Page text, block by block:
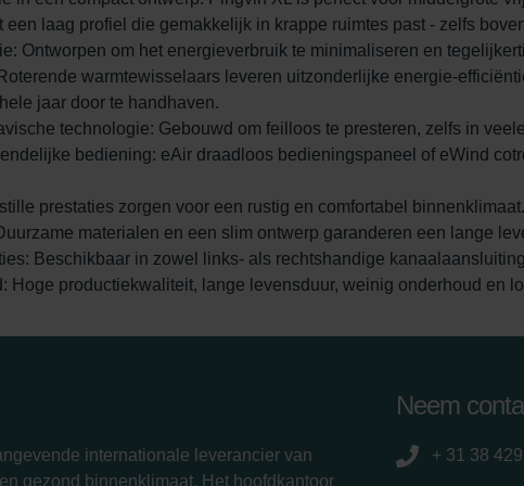
een laag profiel die gemakkelijk in krappe ruimtes past - zelfs
Ontworpen om het energieverbruik te minimaliseren en
warmtewisselaars leveren uitzonderlijke energie-
jaar door te handhaven.
technologie: Gebouwd om feilloos te presteren, zelfs in
bediening: eAir draadloos bedieningspaneel of eWind
prestaties zorgen voor een rustig en comfortabel binnenklimaat.
materialen en een slim ontwerp garanderen een lange
Beschikbaar in zowel links- als rechtshandige
Hoge productiekwaliteit, lange levensduur, weinig onderhoud en
internationale leverancier van
gezond binnenklimaat. Het hoofdkantoor
Neem
+ 31 38 429